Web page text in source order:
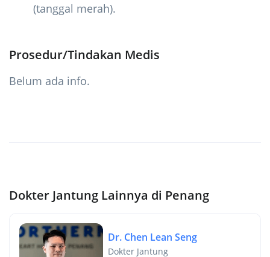
(tanggal merah).
Prosedur/Tindakan Medis
Belum ada info.
Dokter Jantung Lainnya di Penang
Dr. Chen Lean Seng
Dokter Jantung